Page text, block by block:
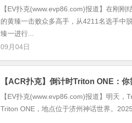
【EV扑克(www.evp86.com)报道】在刚
的黄臻一击败众多高手，从4211名选手中
臻一进行...
09月04日
【ACR扑克】倒计时Triton ONE：
【EV扑克(www.evp86.com)报道】明天
Triton ONE，地点位于济州神话世界。